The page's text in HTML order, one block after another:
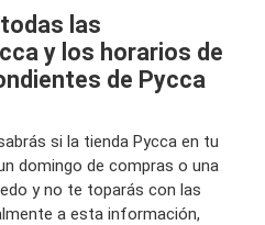
las
y los horarios de
de Pycca
si la tienda Pycca en tu
domingo de compras o una
y no te toparás con las
a esta información,